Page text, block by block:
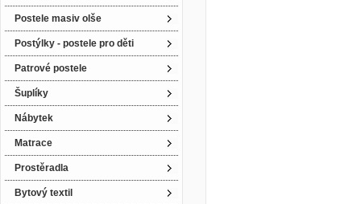
Postele masiv olše
Postýlky - postele pro děti
Patrové postele
Šuplíky
Nábytek
Matrace
Prostěradla
Bytový textil